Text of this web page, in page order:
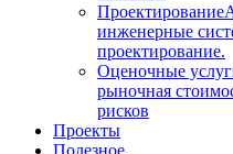
Проектирование
инженерные
проектирование.
Оценочные
рыночная
рисков
Проекты
Полезное